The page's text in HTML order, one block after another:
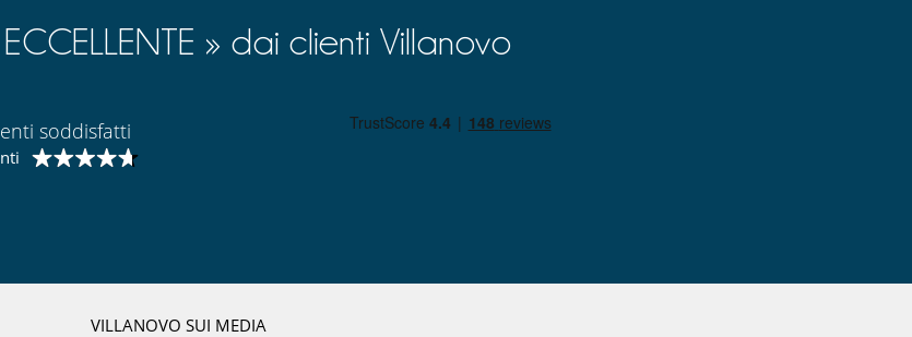
» dai clienti Villanovo
soddisfatti
VILLANOVO SUI MEDIA